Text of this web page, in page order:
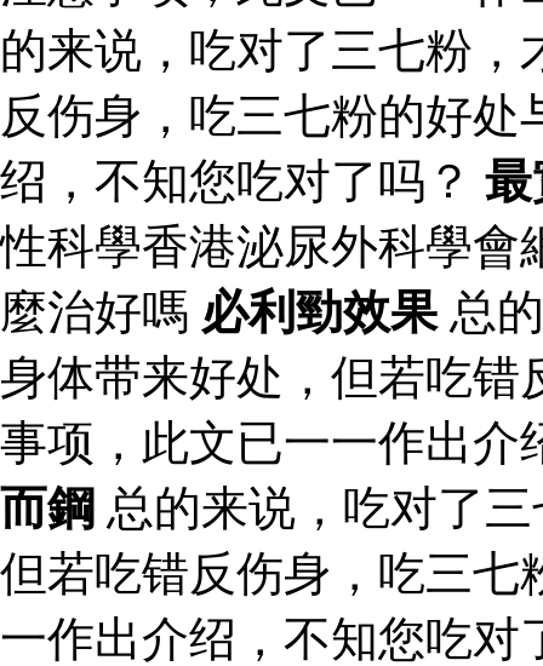
的来说，吃对了三七粉
反伤身，吃三七粉的好
绍，不知您吃对了吗？ 最
性科學香港泌尿外科學會
麼治好嗎 必利勁效果总
身体带来好处，但若吃错
事项，此文已一一作出
而鋼 总的来说，吃对了
但若吃错反伤身，吃三七
一作出介绍，不知您吃对